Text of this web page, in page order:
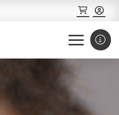
información